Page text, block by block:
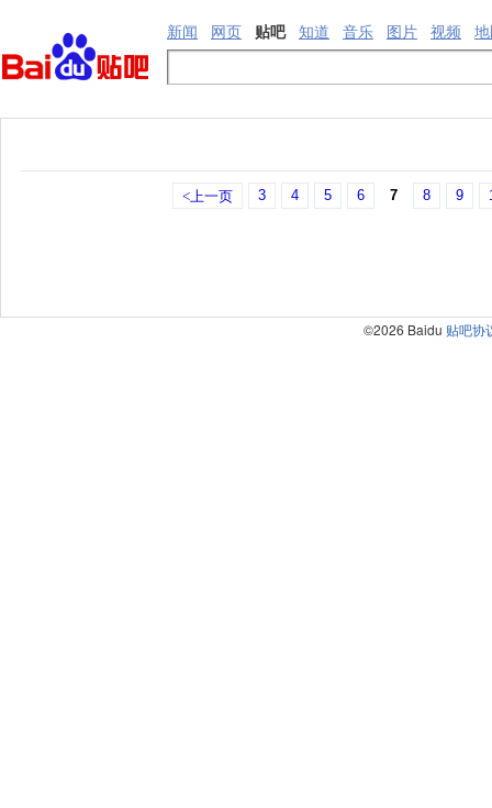
新闻 网页 贴吧 知道 音乐 图片 视频
<上一页 3 4 5 6 7 8 9
©2026 Baidu 贴吧协